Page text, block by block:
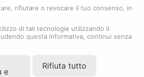
rifiutare o revocare il tuo consenso, in
di tali tecnologie utilizzando il
questa informativa, continui senza
e
Rifiuta tutto